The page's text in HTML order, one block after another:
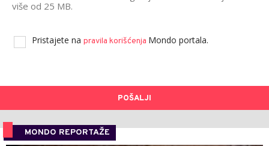
više od 25 MB.
Pristajete na pravila korišćenja Mondo portala.
POŠALJI
MONDO REPORTAŽE